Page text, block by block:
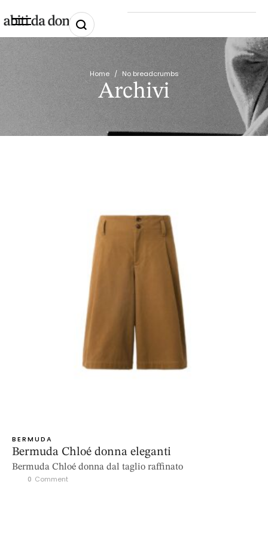
Home / No breadcrumbs
Archivi
BERMUDA
Bermuda Chloé donna eleganti
Bermuda Chloé donna dal taglio raffinato
0 Comment